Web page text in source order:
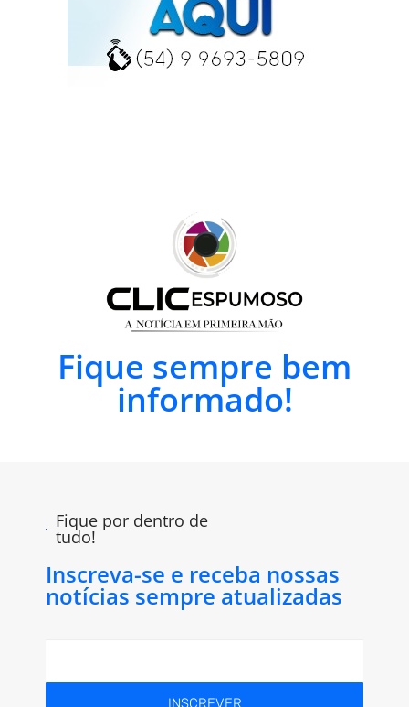
Fique sempre bem
informado!
Fique por dentro de
tudo!
Inscreva-se e receba nossas
notícias sempre atualizadas
INSCREVER